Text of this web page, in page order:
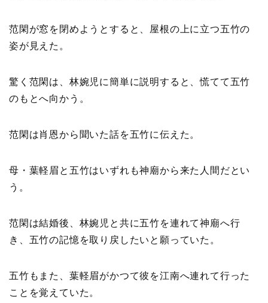
范閑が窓を閉めようとすると、屋根の上に立つ五竹の
姿が見えた。
驚く范閑は、林婉児に簡単に説明すると、慌てて五竹
のもとへ向かう。
范閑は肖恩から聞いた話を五竹に伝えた。
母・葉軽眉と五竹はいずれも神廟から来た人間だとい
う。
范閑は結婚後、林婉児と共に五竹を連れて神廟へ行
き、五竹の記憶を取り戻したいと願っていた。
五竹もまた、葉軽眉がかつて彼を江南へ連れて行った
ことを覚えていた。